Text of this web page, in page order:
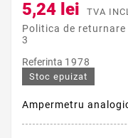
5,24 lei TVA
Politica de returnare
3
Referinta 1978
Stoc epuizat
Ampermetru